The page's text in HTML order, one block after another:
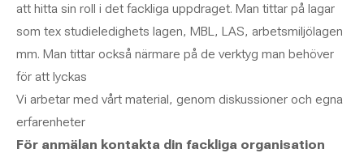
att hitta sin roll i det fackliga uppdraget. Man tittar på lagar
som tex studieledighets lagen, MBL, LAS, arbetsmiljölagen
mm. Man tittar också närmare på de verktyg man behöver
för att lyckas
Vi arbetar med vårt material, genom diskussioner och egna
erfarenheter
För anmälan kontakta din fackliga organisation